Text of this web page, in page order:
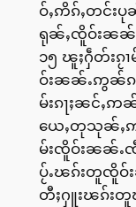
ဝ်ႇဢိၵ်ႇတင်းပု
ရုၼ်ႇၸိူဝ်းၼၼ်ႉ
၁၅ ၽူႈႁဵတ်းၵႂ
ဝ်းၼၼ်ႉဢွၼ်ၵ
မ်းၵႃႈၼင်ႇဢ
ယေႇတုသုၼ်ႇဢ
မ်းၸိူဝ်းၼၼ်ႉၸီ
ပႂ်ႉၽၵ်းတူၸိူဝ်
တီႈႁူးၽၵ်းတူ